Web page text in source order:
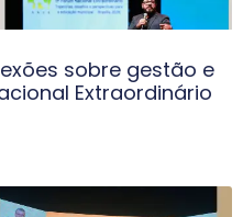
sobre gestão e
Extraordinário